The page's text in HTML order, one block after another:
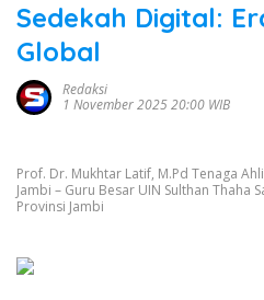
Sedekah Digital:
Global
Redaksi
1 November 2025 20:00 WIB
Prof. Dr. Mukhtar Latif, M.Pd Tenaga
Jambi – Guru Besar UIN Sulthan Thaha
Provinsi Jambi